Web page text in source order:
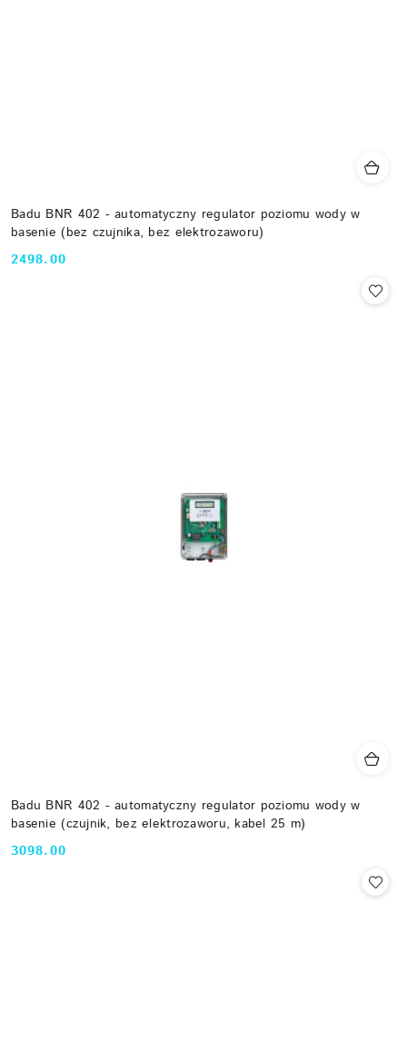
Badu BNR 402 - automatyczny regulator poziomu wody w
basenie (bez czujnika, bez elektrozaworu)
Cena:
2498.00
Badu BNR 402 - automatyczny regulator poziomu wody w
basenie (czujnik, bez elektrozaworu, kabel 25 m)
Cena:
3098.00